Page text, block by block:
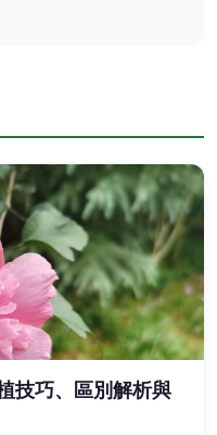
技巧、區別解析與